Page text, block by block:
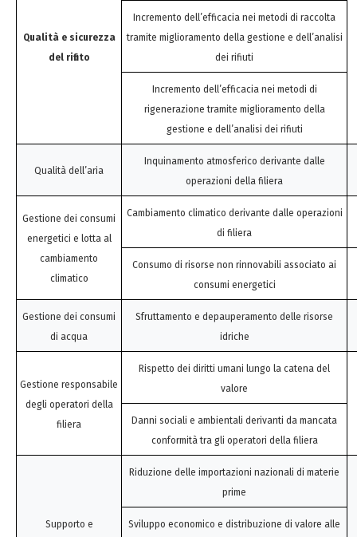
Qualità e sicurezza
del rifiuto
Incremento dell’efficacia nei metodi di raccolta
tramite miglioramento della gestione e dell’analisi
dei rifiuti
Incremento dell’efficacia nei metodi di
rigenerazione tramite miglioramento della
gestione e dell’analisi dei rifiuti
Qualità dell’aria
Inquinamento atmosferico derivante dalle
operazioni della filiera
Gestione dei consumi
energetici e lotta al
cambiamento
climatico
Cambiamento climatico derivante dalle operazioni
di filiera
Consumo di risorse non rinnovabili associato ai
consumi energetici
Gestione dei consumi
di acqua
Sfruttamento e depauperamento delle risorse
idriche
Gestione responsabile
degli operatori della
filiera
Rispetto dei diritti umani lungo la catena del
valore
Danni sociali e ambientali derivanti da mancata
conformità tra gli operatori della filiera
Supporto e
Riduzione delle importazioni nazionali di materie
prime
Sviluppo economico e distribuzione di valore alle